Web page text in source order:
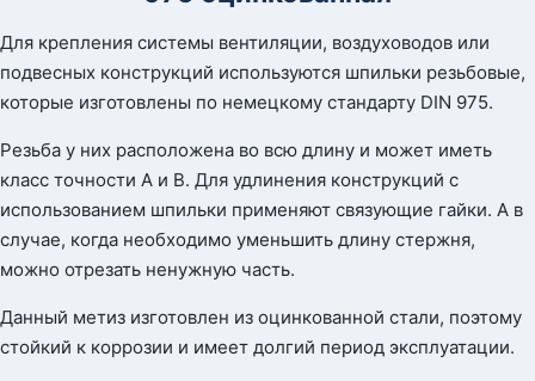
Для крепления системы вентиляции, воздуховодов или
подвесных конструкций используются шпильки резьбовые,
которые изготовлены по немецкому стандарту DIN 975.
Резьба у них расположена во всю длину и может иметь
класс точности А и В. Для удлинения конструкций с
использованием шпильки применяют связующие гайки. А в
случае, когда необходимо уменьшить длину стержня,
можно отрезать ненужную часть.
Данный метиз изготовлен из оцинкованной стали, поэтому
стойкий к коррозии и имеет долгий период эксплуатации.